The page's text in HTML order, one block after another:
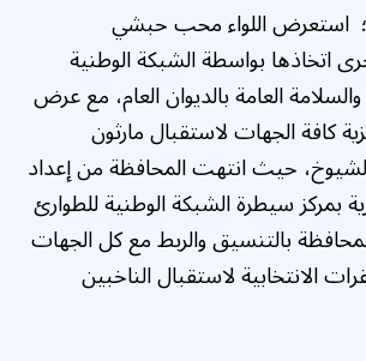
استعرض اللواء محب حبشي
اتخاذها بواسطة الشبكة الوطنية
العامة بالديوان العام، مع عرض
كافة الجهات لاستقبال مارثون
حيث انتهت المحافظة من إعداد
بمركز سيطرة الشبكة الوطنية للطوارئ
بالتنسيق والربط مع كل الجهات
الانتخابية لاستقبال الناخبين